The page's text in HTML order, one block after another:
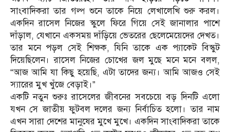
সাংবাদিকরা তার গল্প শুনে তাকে নিয়ে লেখালেখি শুরু করল।
একদিন রাসেল নিজের স্কুলে ফিরে গিয়ে সেই জানালার পাশে
দাঁড়াল, যেখানে একসময় দাঁড়িয়ে ভেতরের ছেলেমেয়েদের দেখত।
তার মনে পড়ল সেই শিক্ষক, যিনি তাকে এক প্যাকেট বিস্কুট
দিয়েছিলেন। রাসেল নিজের চোখের জল মুছে মনে মনে বলল,
“আজ আমি যা কিছু হয়েছি, এটা তাদের জন্য। আমি আজও সেই
স্যারের মুখ খুঁজে বেড়াই।”
একটি নতুন শুরুঃ রাসেলের জীবনের সবচেয়ে বড় দিনটি এলো
যখন সে জাতীয় ফুটবল দলের জন্য নির্বাচিত হলো। তার নাম
এখন সারা দেশের মানুষের মুখে মুখে। একদিন সাংবাদিকরা তাকে